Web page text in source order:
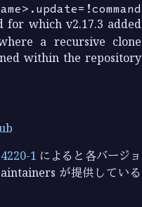
for which v2.17.3 added
a recursive clone
within the repository
1 によると各バージョ
が提供している